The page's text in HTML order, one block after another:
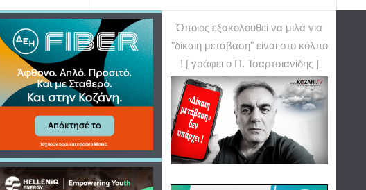
Όποιος εξακολουθεί να μιλά για
"δίκαιη μετάβαση" είναι στο κόλπο
! [ γράφει ο Π. Τσαρτσιανίδης ]